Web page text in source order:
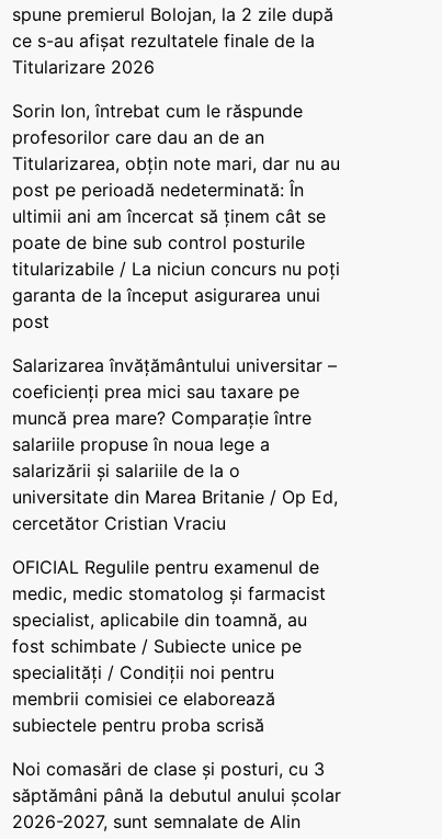
spune premierul Bolojan, la 2 zile după
ce s-au afișat rezultatele finale de la
Titularizare 2026
Sorin Ion, întrebat cum le răspunde
profesorilor care dau an de an
Titularizarea, obțin note mari, dar nu au
post pe perioadă nedeterminată: În
ultimii ani am încercat să ținem cât se
poate de bine sub control posturile
titularizabile / La niciun concurs nu poți
garanta de la început asigurarea unui
post
Salarizarea învățământului universitar –
coeficienți prea mici sau taxare pe
muncă prea mare? Comparație între
salariile propuse în noua lege a
salarizării și salariile de la o
universitate din Marea Britanie / Op Ed,
cercetător Cristian Vraciu
OFICIAL Regulile pentru examenul de
medic, medic stomatolog și farmacist
specialist, aplicabile din toamnă, au
fost schimbate / Subiecte unice pe
specialități / Condiții noi pentru
membrii comisiei ce elaborează
subiectele pentru proba scrisă
Noi comasări de clase și posturi, cu 3
săptămâni până la debutul anului școlar
2026-2027, sunt semnalate de Alin